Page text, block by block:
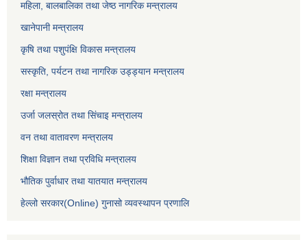
महिला, बालबालिका तथा जेष्ठ नागरिक मन्त्रालय
खानेपानी मन्त्रालय
कृषि तथा पशुपंक्षि विकास मन्त्रालय
सस्कृति, पर्यटन तथा नागरिक उड्ड्यान मन्त्रालय
रक्षा मन्त्रालय
उर्जा जलस्रोत तथा सिंचाइ मन्‍त्रालय
वन तथा वातावरण मन्त्रालय
शिक्षा विज्ञान तथा प्रविधि मन्त्रालय
भौतिक पुर्वाधार तथा यातयात मन्त्रालय
हेल्लो सरकार(Online) गुनासो व्यवस्थापन प्रणालि